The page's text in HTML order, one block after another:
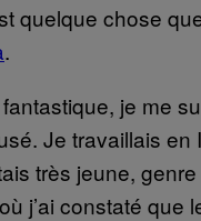
quelque chose
.
je me
Je travaillais en
très jeune,
j’ai constaté que